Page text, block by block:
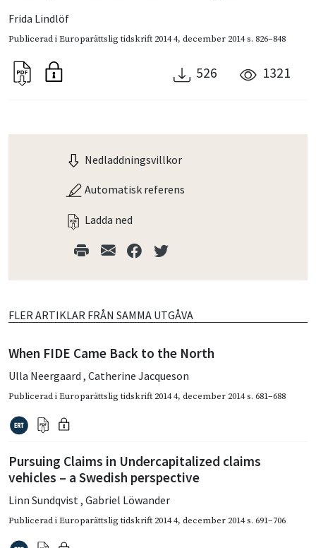
Frida Lindlöf
Publicerad iEuroparättslig tidskrift 2014 4, december 2014s. 826–848
526 1321
Nedladdningsvillkor
Automatisk referens
Ladda ned
FLER ARTIKLAR FRÅN SAMMA UTGÅVA
When FIDE Came Back to the North
Ulla Neergaard , Catherine Jacqueson
Publicerad iEuroparättslig tidskrift 2014 4, december 2014s. 681–688
Pursuing Claims in Undercapitalized claims
vehicles – a Swedish perspective
Linn Sundqvist , Gabriel Löwander
Publicerad iEuroparättslig tidskrift 2014 4, december 2014s. 691–706